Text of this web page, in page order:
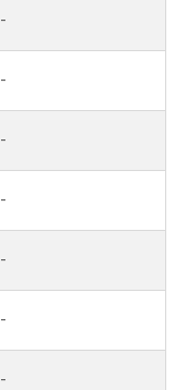
-
-
-
-
-
-
-